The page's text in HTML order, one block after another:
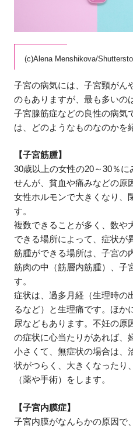
(c)Alena Menshikova/
子宮の病気には、子宮頸がん
のもありますが、最も多いの
子宮腺筋症などの良性の病気
は、どのようなものなのかを
【子宮筋腫】
30歳以上の女性の20～30％
せんが、貧血や痛みなどの原
女性ホルモンで大きくなり、
す。
複数できることが多く、数や
できる場所によって、症状が
筋腫ができる場所は、子宮の
筋肉の中（筋層内筋腫）、子
す。
症状は、過多月経（生理時の
るなど）と生理痛です。ほか
尿などもあります。不妊の原
の症状に心当たりがあれば、
小さくて、無症状の場合は、
状がつらく、大きくなったり
（薬や手術）をします。
【子宮内膜症】
子宮内膜がなんらかの原因で